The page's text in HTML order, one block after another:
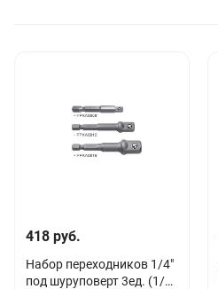
418 руб.
Набор переходников 1/4"
под шуруповерт 3ед. (1/4",